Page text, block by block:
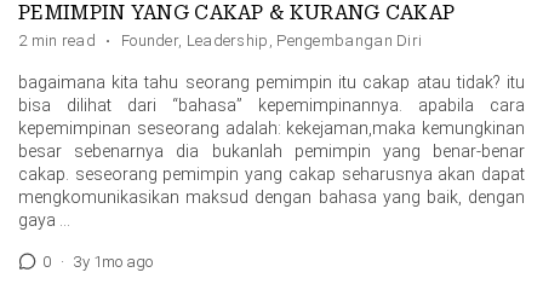
PEMIMPIN YANG CAKAP & KURANG CAKAP
2 min read · Founder, Leadership , Pengembangan Diri
bagaimana kita tahu seorang pemimpin itu cakap atau tidak? itu
bisa dilihat dari “bahasa” kepemimpinannya. apabila cara
kepemimpinan seseorang adalah: kekejaman,maka kemungkinan
besar sebenarnya dia bukanlah pemimpin yang benar-benar
cakap. seseorang pemimpin yang cakap seharusnya akan dapat
mengkomunikasikan maksud dengan bahasa yang baik, dengan
gaya …
0 · 3y 1mo ago